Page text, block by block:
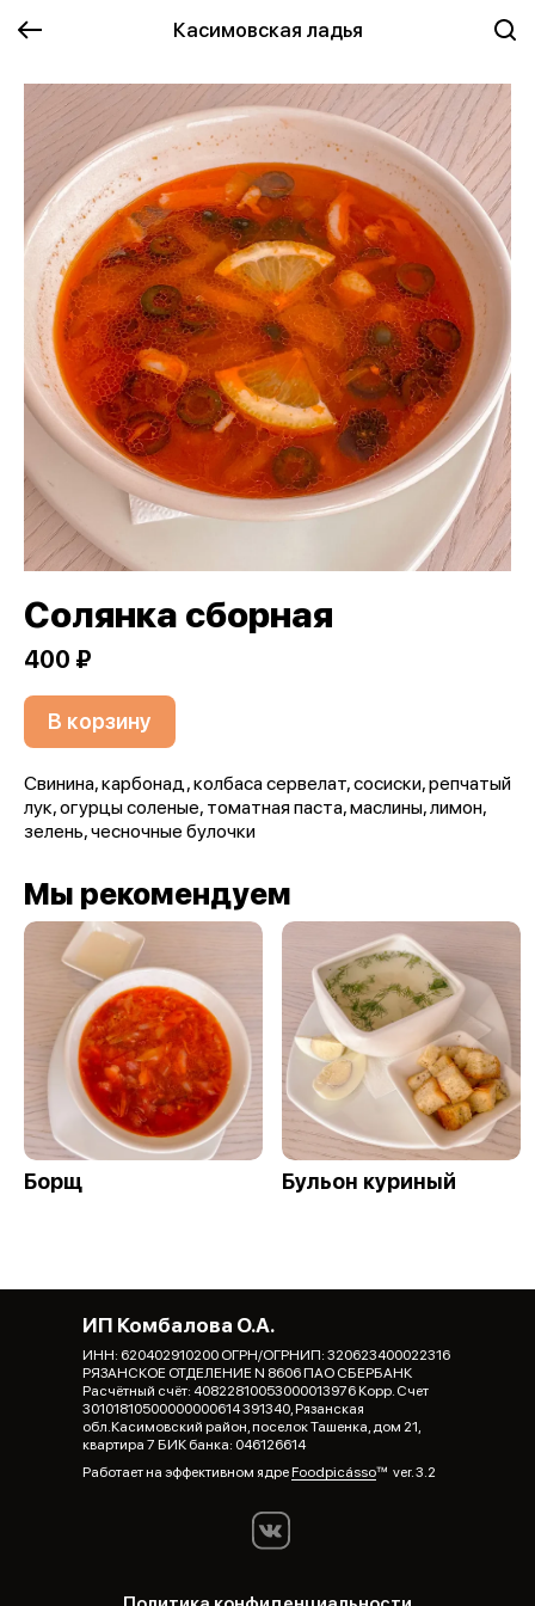
Касимовская ладья
Солянка сборная
400 ₽
В корзину
Свинина, карбонад, колбаса сервелат, сосиски, репчатый
лук, огурцы соленые, томатная паста, маслины, лимон,
зелень, чесночные булочки
Мы рекомендуем
Борщ Бульон куриный
ИП Комбалова О.А.
ИНН: 620402910200 ОГРН/ОГРНИП: 320623400022316
РЯЗАНСКОЕ ОТДЕЛЕНИЕ N 8606 ПАО СБЕРБАНК
Расчётный счёт: 40822810053000013976 Корр. Счет
30101810500000000614 391340, Рязанская
обл.Касимовский район, поселок Ташенка, дом 21,
квартира 7 БИК банка: 046126614
Работает на эффективном ядреFoodpicássover. 3.2